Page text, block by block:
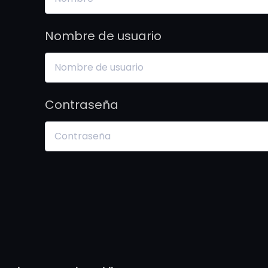
Nombre de usuario
Contraseña